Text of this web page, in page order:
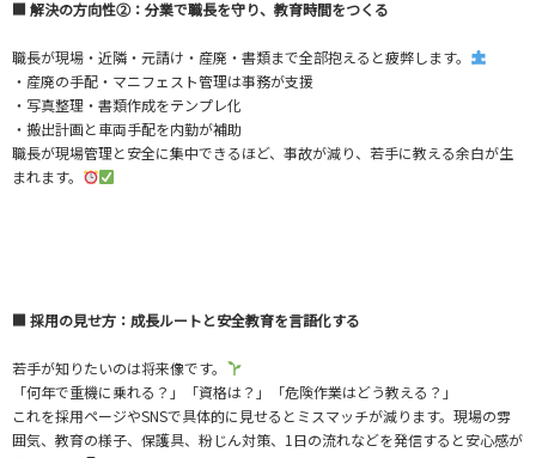
■ 解決の方向性②：分業で職長を守り、教育時間をつくる
職長が現場・近隣・元請け・産廃・書類まで全部抱えると疲弊します。
・産廃の手配・マニフェスト管理は事務が支援
・写真整理・書類作成をテンプレ化
・搬出計画と車両手配を内勤が補助
職長が現場管理と安全に集中できるほど、事故が減り、若手に教える余白が生
まれます。
■ 採用の見せ方：成長ルートと安全教育を言語化する
若手が知りたいのは将来像です。
「何年で重機に乗れる？」「資格は？」「危険作業はどう教える？」
これを採用ページやSNSで具体的に見せるとミスマッチが減ります。現場の雰
囲気、教育の様子、保護具、粉じん対策、1日の流れなどを発信すると安心感が